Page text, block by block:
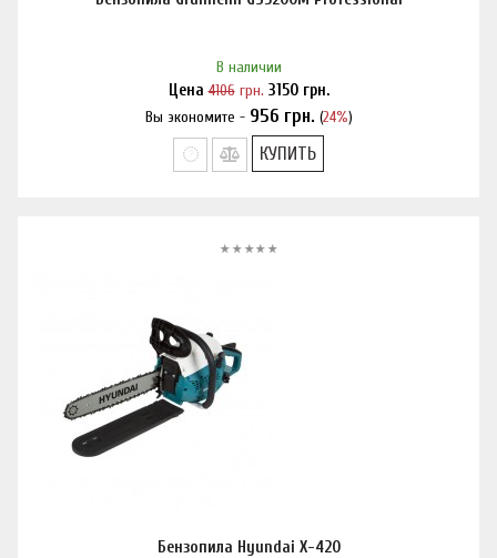
В наличии
Цена4106грн. 3150грн.
Вы экономите - 956 грн. (24%)
Нашли дешевле?
КУПИТЬ
Бензопила Hyundai X-420